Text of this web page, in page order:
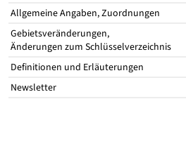
Allgemeine Angaben, Zuordnungen
Gebietsveränderungen,
Änderungen zum Schlüsselverzeichnis
Definitionen und Erläuterungen
Newsletter